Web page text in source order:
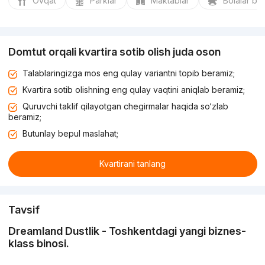
Domtut orqali kvartira sotib olish juda oson
Talablaringizga mos eng qulay variantni topib beramiz;
Kvartira sotib olishning eng qulay vaqtini aniqlab beramiz;
Quruvchi taklif qilayotgan chegirmalar haqida so‘zlab
beramiz;
Butunlay bepul maslahat;
Kvartirani tanlang
Tavsif
Dreamland Dustlik - Toshkentdagi yangi biznes-
klass binosi.